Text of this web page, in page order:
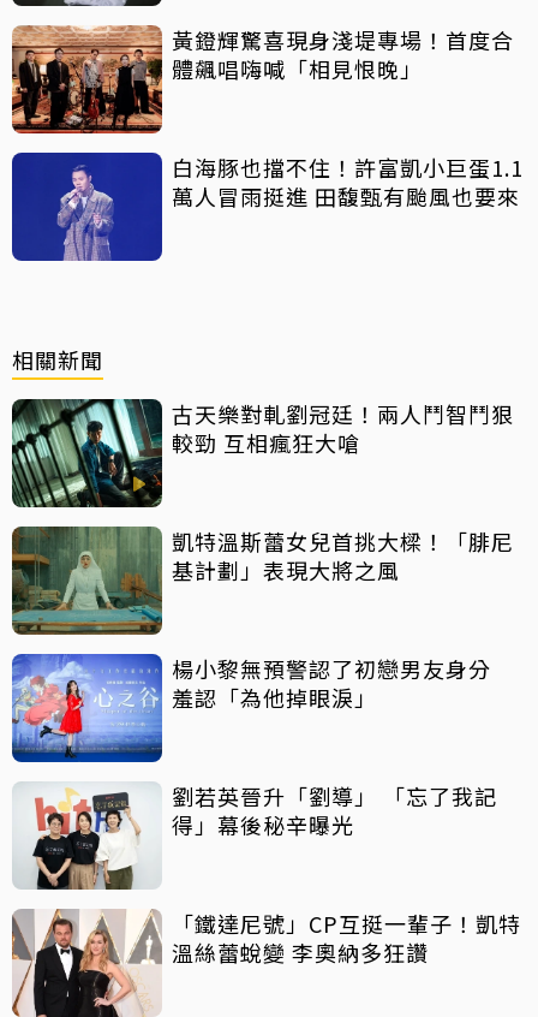
黃鐙輝驚喜現身淺堤專場！首度合
體飆唱嗨喊「相見恨晚」
白海豚也擋不住！許富凱小巨蛋1.1
萬人冒雨挺進 田馥甄有颱風也要來
相關新聞
古天樂對軋劉冠廷！兩人鬥智鬥狠
較勁 互相瘋狂大嗆
凱特溫斯蕾女兒首挑大樑！「腓尼
基計劃」表現大將之風
楊小黎無預警認了初戀男友身分
羞認「為他掉眼淚」
劉若英晉升「劉導」 「忘了我記
得」幕後秘辛曝光
「鐵達尼號」CP互挺一輩子！凱特
溫絲蕾蛻變 李奧納多狂讚